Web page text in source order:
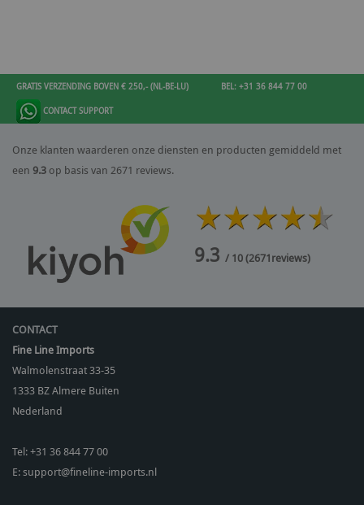
GRATIS VERZENDING BOVEN € 250,- (NL-BE-LU) BEL: +31 36 844 77 00
CONTACT SUPPORT
Onze klanten waarderen onze diensten en producten gemiddeld met
een 9.3 op basis van 2671 reviews.
9.3 / 10(2671reviews)
CONTACT
Fine Line Imports
Walmolenstraat 33-35
1333 BZAlmere Buiten
Nederland
Tel:+31 36 844 77 00
E:support@fineline-imports.nl